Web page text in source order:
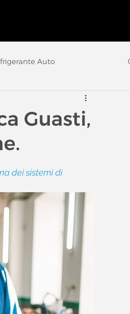
Auto
Guasti,
dei sistemi di